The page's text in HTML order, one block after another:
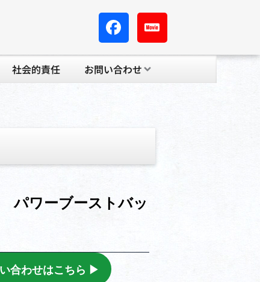
社会的責任 お問い合わせ
パワーブーストバッ
合わせはこちら ▶︎